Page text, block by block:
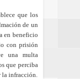
que los
de un
en beneficio
con prisión
una multa
que perciba
infracción.